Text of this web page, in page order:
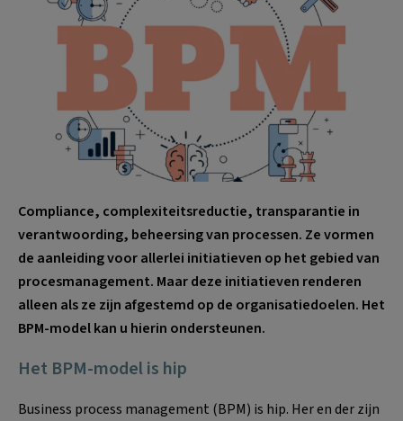
Compliance, complexiteitsreductie, transparantie in
verantwoording, beheersing van processen. Ze vormen
de aanleiding voor allerlei initiatieven op het gebied van
procesmanagement. Maar deze initiatieven renderen
alleen als ze zijn afgestemd op de organisatiedoelen. Het
BPM-model kan u hierin ondersteunen.
Het BPM-model is hip
Business process management (BPM) is hip. Her en der zijn